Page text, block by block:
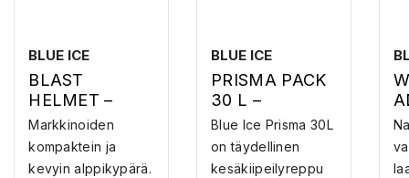
BLUE ICE
BLAST
HELMET –
KIIPEILYKYPÄR
Ä
Markkinoiden
kompaktein ja
kevyin alppikypärä.
BLUE ICE
PRISMA PACK
30 L –
KIIPEILYREPPU
Blue Ice Prisma 30L
on täydellinen
kesäkiipeilyreppu